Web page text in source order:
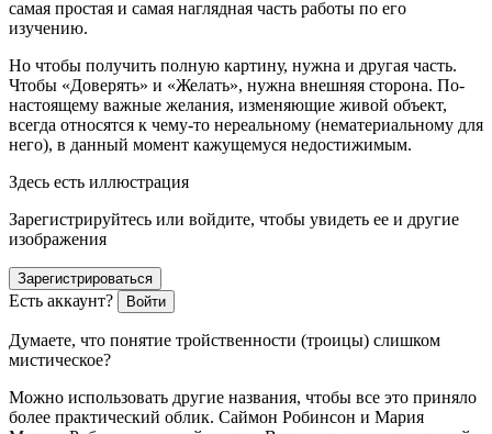
самая простая и самая наглядная часть работы по его
изучению.
Но чтобы получить полную картину, нужна и другая часть.
Чтобы «Доверять» и «Желать», нужна внешняя сторона. По-
настоящему важные желания, изменяющие живой объект,
всегда относятся к чему-то нереальному (нематериальному для
него), в данный момент кажущемуся недостижимым.
Здесь есть иллюстрация
Зарегистрируйтесь или войдите, чтобы увидеть ее и другие
изображения
Зарегистрироваться
Есть аккаунт? Войти
Думаете, что понятие тройственности (троицы) слишком
мистическое?
Можно использовать другие названия, чтобы все это приняло
более практический облик. Саймон Робинсон и Мария